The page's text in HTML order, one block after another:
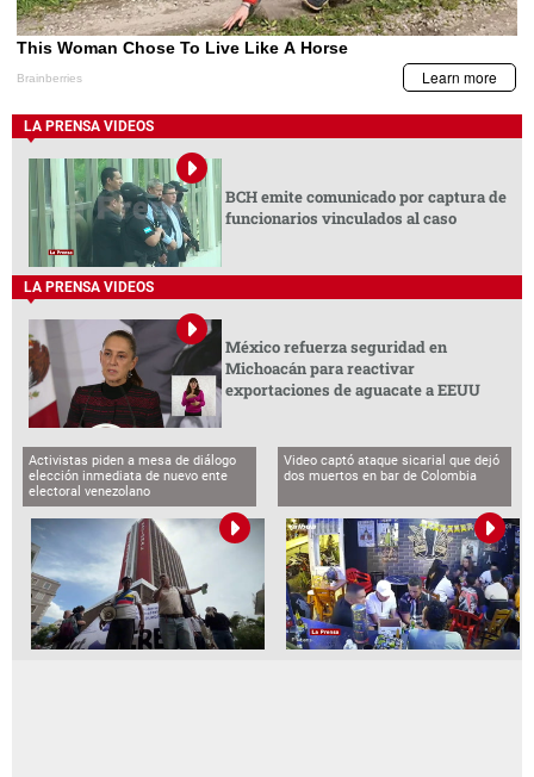
LA PRENSA VIDEOS
BCH emite comunicado por captura de
funcionarios vinculados al caso
LA PRENSA VIDEOS
México refuerza seguridad en
Michoacán para reactivar
exportaciones de aguacate a EEUU
Activistas piden a mesa de diálogo
elección inmediata de nuevo ente
electoral venezolano
Video captó ataque sicarial que dejó
dos muertos en bar de Colombia